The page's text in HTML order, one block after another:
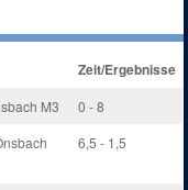
Zeit/Ergebnisse
M3
0 - 8
6,5 - 1,5